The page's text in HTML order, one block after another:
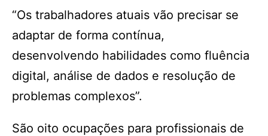
“Os trabalhadores atuais vão precisar se
adaptar de forma contínua,
desenvolvendo habilidades como fluência
digital, análise de dados e resolução de
problemas complexos”.
São oito ocupações para profissionais de